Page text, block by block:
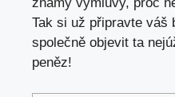
Tak si už připravte váš
společně objevit ta
peněz!